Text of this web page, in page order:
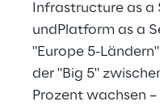
Infrastructure as a
undPlatform as a
"Europe 5-
der "Big 5"
Prozent wachsen